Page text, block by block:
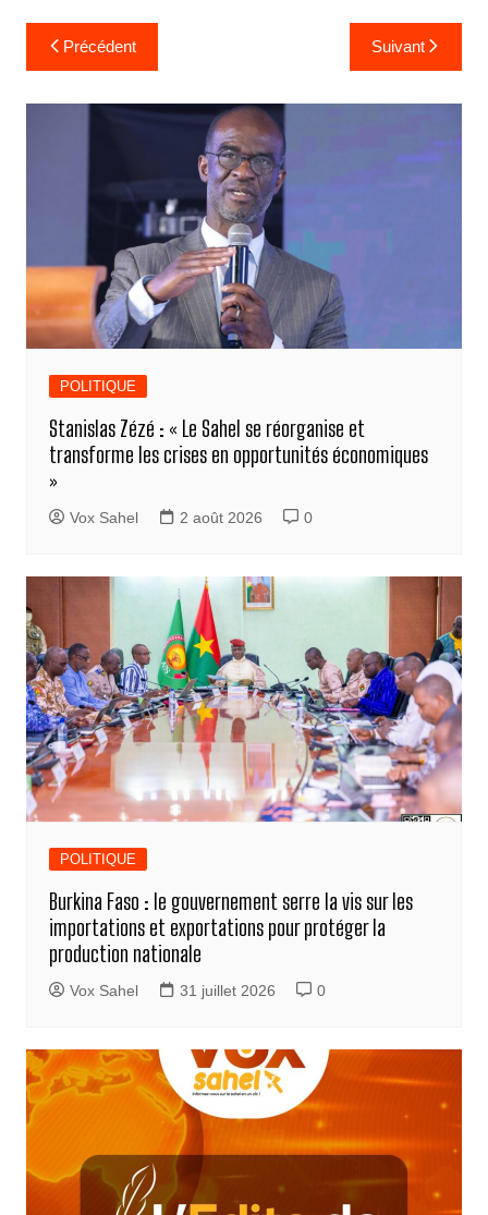
Navigation
de
l’article
Précédent Suivant
POLITIQUE
Stanislas Zézé : « Le Sahel se réorganise et
transforme les crises en opportunités économiques
»
Vox Sahel 2 août 2026 0
POLITIQUE
Burkina Faso : le gouvernement serre la vis sur les
importations et exportations pour protéger la
production nationale
Vox Sahel 31 juillet 2026 0